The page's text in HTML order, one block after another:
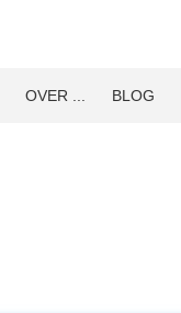
OVER ... BLOG